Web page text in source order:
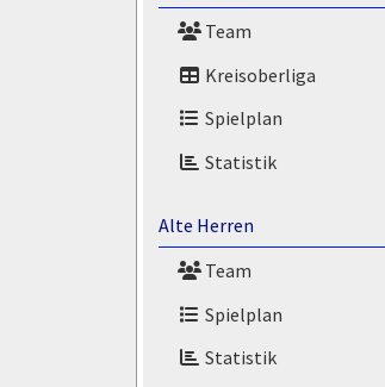
Team
Kreisoberliga
Spielplan
Statistik
Alte Herren
Team
Spielplan
Statistik